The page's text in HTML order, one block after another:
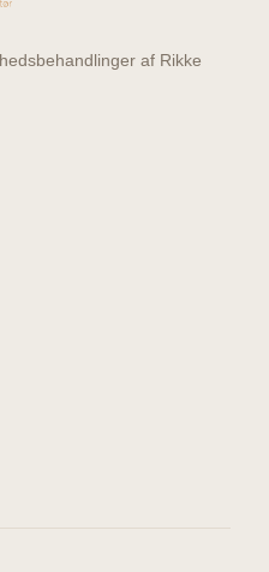
af Rikke